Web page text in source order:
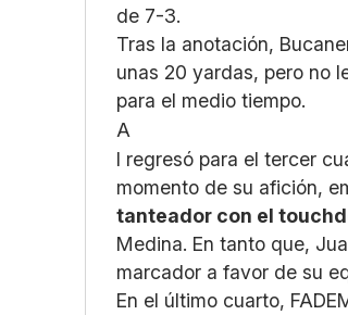
de 7-3.
Tras la anotación,
unas 20 yardas, pero no
para el medio tiempo.
A
l regresó para el tercer
momento de su afición,
tanteador con el
Medina. En tanto que,
marcador a favor de su
En el último cuarto,